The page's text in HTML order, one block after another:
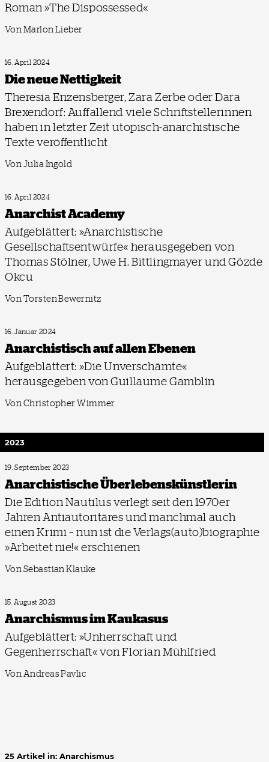
Roman »The Dispossessed«
Von Marlon Lieber
16. April 2024
Die neue Nettigkeit
Theresia Enzensberger, Zara Zerbe oder Dara
Brexendorf: Auffallend viele Schriftstellerinnen
haben in letzter Zeit utopisch-anarchistische
Texte veröffentlicht
Von Julia Ingold
16. April 2024
Anarchist Academy
Aufgeblättert: »Anarchistische
Gesellschaftsentwürfe« herausgegeben von
Thomas Stölner, Uwe H. Bittlingmayer und Gözde
Okcu
Von Torsten Bewernitz
16. Januar 2024
Anarchistisch auf allen Ebenen
Aufgeblättert: »Die Unverschämte«
herausgegeben von Guillaume Gamblin
Von Christopher Wimmer
2023
19. September 2023
Anarchistische Überlebens­künstlerin
Die Edition Nautilus verlegt seit den 1970er
Jahren Antiautoritäres und manchmal auch
einen Krimi – nun ist die Verlags(auto)biographie
»Arbeitet nie!« erschienen
Von Sebastian Klauke
15. August 2023
Anarchismus im Kaukasus
Aufgeblättert: »Unherrschaft und
Gegenherrschaft« von Florian Mühlfried
Von Andreas Pavlic
25 Artikel in: Anarchismus